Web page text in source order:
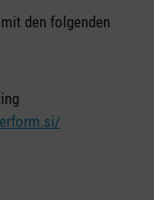
den folgenden